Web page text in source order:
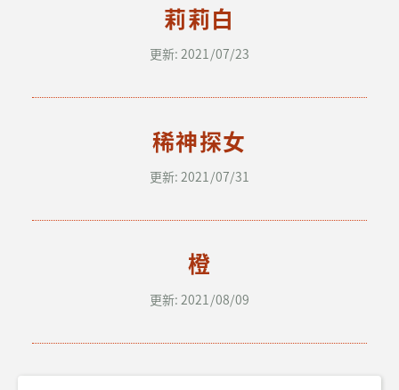
莉莉白
更新: 2021/07/23
稀神探女
更新: 2021/07/31
橙
更新: 2021/08/09